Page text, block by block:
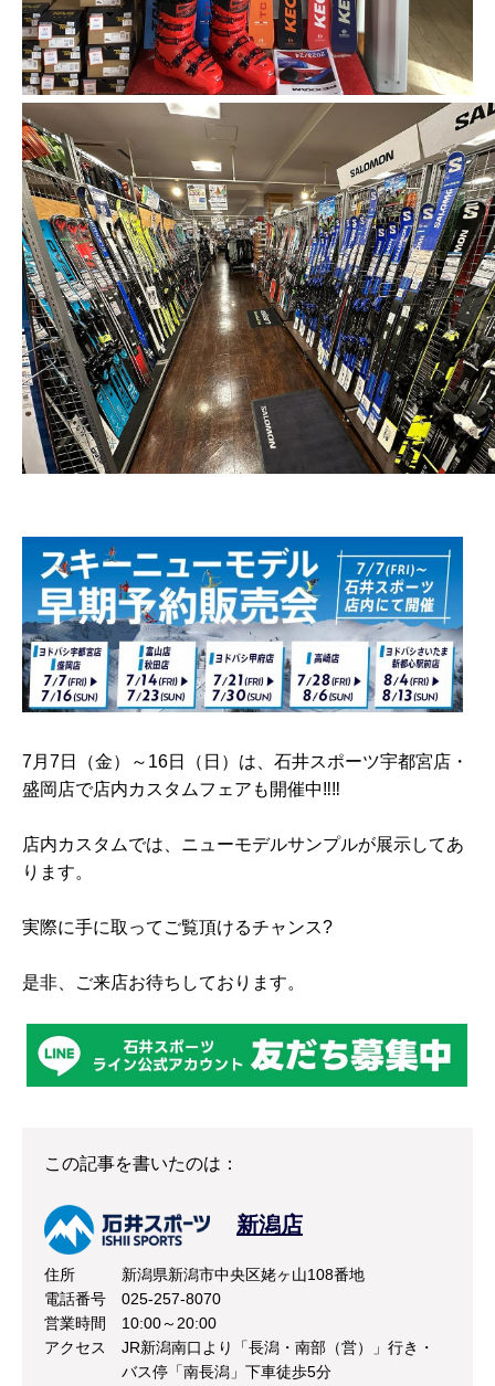
7月7日（金）～16日（日）は、石井スポーツ宇都宮店・
盛岡店で店内カスタムフェアも開催中‼️‼️
店内カスタムでは、ニューモデルサンプルが展示してあ
ります。
実際に手に取ってご覧頂けるチャンス?
是非、ご来店お待ちしております。
この記事を書いたのは：
新潟店
住所
新潟県新潟市中央区姥ヶ山108番地
電話番号
025-257-8070
営業時間
10:00～20:00
アクセス
JR新潟南口より「長潟・南部（営）」行き・
バス停「南長潟」下車徒歩5分